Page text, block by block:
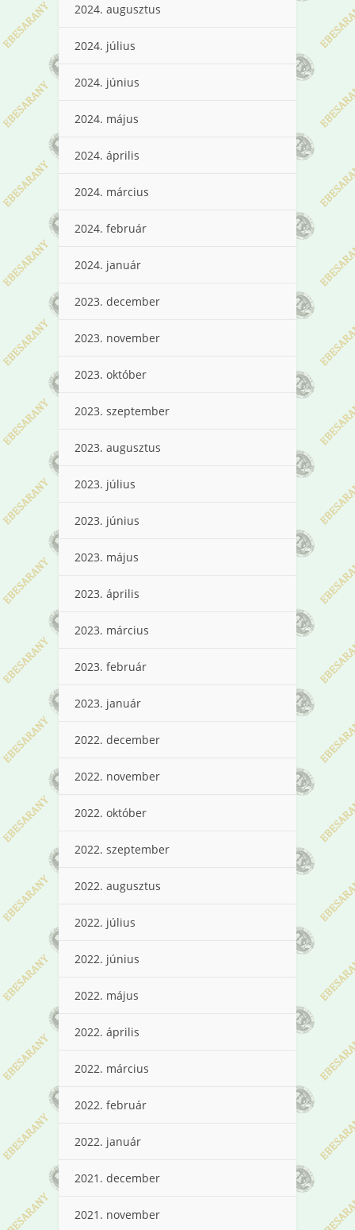
2024. augusztus
2024. július
2024. június
2024. május
2024. április
2024. március
2024. február
2024. január
2023. december
2023. november
2023. október
2023. szeptember
2023. augusztus
2023. július
2023. június
2023. május
2023. április
2023. március
2023. február
2023. január
2022. december
2022. november
2022. október
2022. szeptember
2022. augusztus
2022. július
2022. június
2022. május
2022. április
2022. március
2022. február
2022. január
2021. december
2021. november